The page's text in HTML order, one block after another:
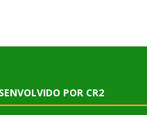
POR CR2